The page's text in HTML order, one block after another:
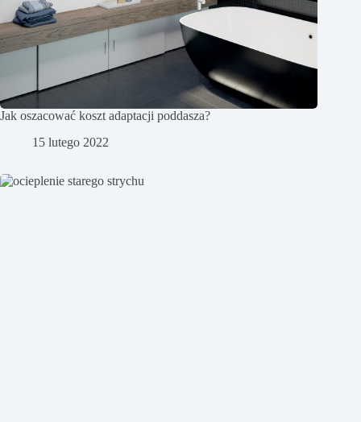
Jak oszacować koszt adaptacji poddasza?
15 lutego 2022